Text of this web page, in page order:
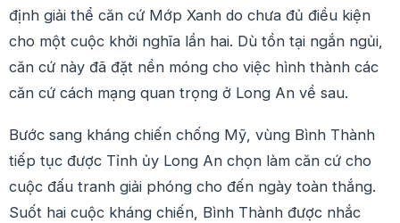
định giải thể căn cứ Mớp Xanh do chưa đủ điều kiện
cho một cuộc khởi nghĩa lần hai. Dù tồn tại ngắn ngủi,
căn cứ này đã đặt nền móng cho việc hình thành các
căn cứ cách mạng quan trọng ở Long An về sau.
Bước sang kháng chiến chống Mỹ, vùng Bình Thành
tiếp tục được Tỉnh ủy Long An chọn làm căn cứ cho
cuộc đấu tranh giải phóng cho đến ngày toàn thắng.
Suốt hai cuộc kháng chiến, Bình Thành được nhắc